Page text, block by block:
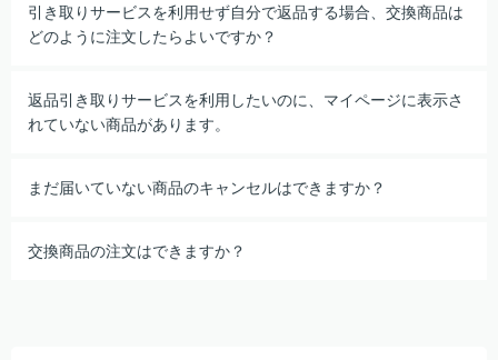
引き取りサービスを利用せず自分で返品する場合、交換商品は
どのように注文したらよいですか？
返品引き取りサービスを利用したいのに、マイページに表示さ
れていない商品があります。
まだ届いていない商品のキャンセルはできますか？
交換商品の注文はできますか？